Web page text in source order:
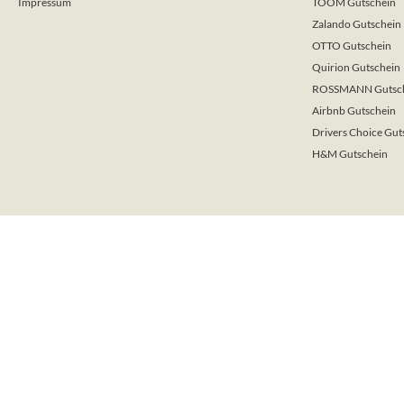
Zalando Gutschein
OTTO Gutschein
Quirion Gutschein
ROSSMANN
Airbnb Gutschein
Drivers Choice
H&M Gutschein